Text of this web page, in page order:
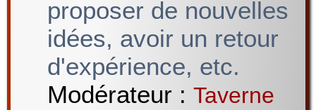
proposer de nouvelles
idées, avoir un retour
d'expérience, etc.
Modérateur : Taverne